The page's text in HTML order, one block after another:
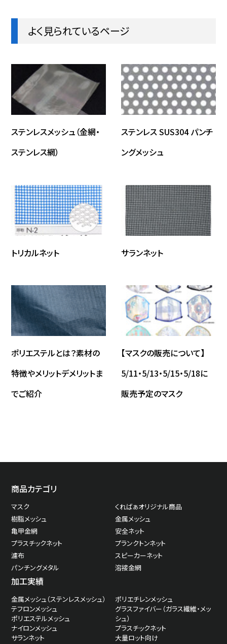
よく見られているページ
ステンレスメッシュ（金網・
ステンレス網）
ステンレス SUS304 パンチ
ングメッシュ
トリカルネット サランネット
ポリエステルとは？素材の
特徴やメリットデメリットま
でご紹介
【マスクの販売について】
5/11・5/13・5/15・5/18に
販売予定のマスク
商品カテゴリ
マスク
くればぁオリジナル商品
樹脂メッシュ
金属メッシュ
亀甲金網
安全ネット
プラスチックネット
プランクトンネット
濾布
スピーカーネット
パンチングメタル
溶接金網
加工実績
金属メッシュ（ステンレスメッシュ）
テフロンメッシュ
ポリエステルメッシュ
ナイロンメッシュ
サランネット
ポリエチレンメッシュ
グラスファイバー（ガラス繊維・メッ
シュ）
プラスチックネット
大量ロット向け